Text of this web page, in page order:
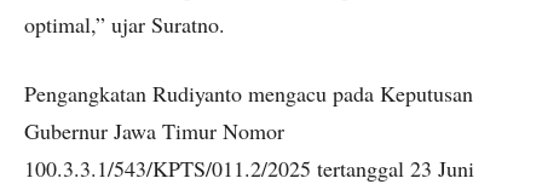
optimal,” ujar Suratno.
Pengangkatan Rudiyanto mengacu pada Keputusan
Gubernur Jawa Timur Nomor
100.3.3.1/543/KPTS/011.2/2025 tertanggal 23 Juni